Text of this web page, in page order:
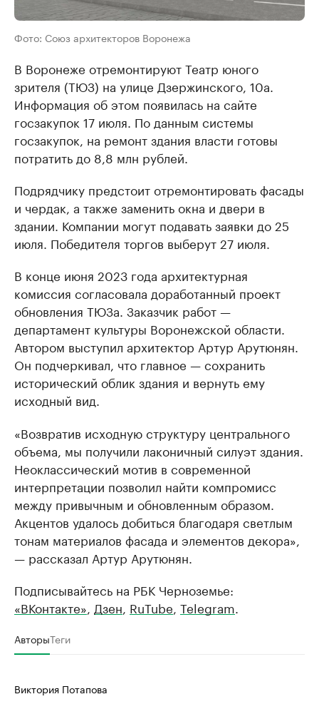
Фото: Союз архитекторов Воронежа
В Воронеже отремонтируют Театр юного
зрителя (ТЮЗ) на улице Дзержинского, 10а.
Информация об этом появилась на сайте
госзакупок 17 июля. По данным системы
госзакупок, на ремонт здания власти готовы
потратить до 8,8 млн рублей.
Подрядчику предстоит отремонтировать фасады
и чердак, а также заменить окна и двери в
здании. Компании могут подавать заявки до 25
июля. Победителя торгов выберут 27 июля.
В конце июня 2023 года архитектурная
комиссия согласовала доработанный проект
обновления ТЮЗа. Заказчик работ —
департамент культуры Воронежской области.
Автором выступил архитектор Артур Арутюнян.
Он подчеркивал, что главное — сохранить
исторический облик здания и вернуть ему
исходный вид.
«Возвратив исходную структуру центрального
объема, мы получили лаконичный силуэт здания.
Неоклассический мотив в современной
интерпретации позволил найти компромисс
между привычным и обновленным образом.
Акцентов удалось добиться благодаря светлым
тонам материалов фасада и элементов декора»,
— рассказал Артур Арутюнян.
Подписывайтесь на РБК Черноземье:
«ВКонтакте», Дзен, RuTube, Telegram.
АвторыТеги
Виктория Потапова